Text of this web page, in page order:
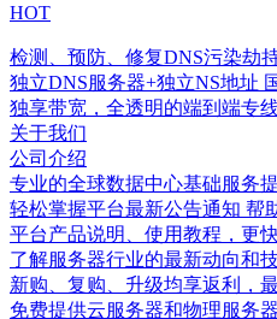
HOT
检测、预防、修复DNS污染劫
独立DNS服务器+独立NS地址
独享带宽，全透明的端到端专
关于我们
公司介绍
专业的全球数据中心基础服务
轻松掌握平台最新公告通知 帮
平台产品说明、使用教程，更
了解服务器行业的最新动向和
新购、复购、升级均享返利，
免费提供云服务器和物理服务